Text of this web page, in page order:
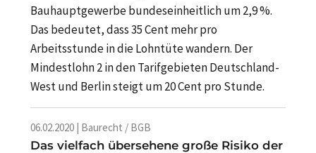
Bauhauptgewerbe bundeseinheitlich um 2,9 %.
Das bedeutet, dass 35 Cent mehr pro
Arbeitsstunde in die Lohntüte wandern. Der
Mindestlohn 2 in den Tarifgebieten Deutschland-
West und Berlin steigt um 20 Cent pro Stunde.
06.02.2020 | Baurecht / BGB
Das vielfach übersehene große Risiko der